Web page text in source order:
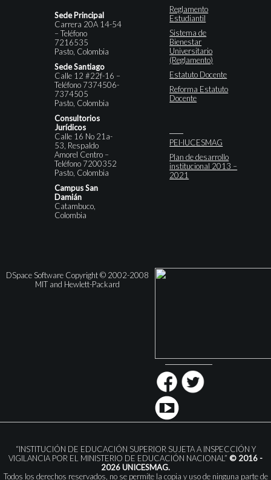
Sede Principal
Carrera 20A 14-54
– Teléfono
7216535
Pasto, Colombia
Sede Santiago
Calle 12 #22f-16 –
Teléfono 7374506-
7374505
Pasto, Colombia
Consultorios
Jurídicos
Calle 16 No 21a-
53, Respaldo
Amorel Centro –
Teléfono 7200352
Pasto, Colombia
Campus San
Damián
Catambuco,
Colombia
Reglamento
Estudiantil
Sistema de
Bienestar
Universitario
(Reglamento)
Estatuto Docente
Reforma Estatuto
Docente
PEI-IUCESMAG
Plan de desarrollo
institucional 2013 –
2021
DSpace Software Copyright © 2002-2008
MIT and Hewlett-Packard
“INSTITUCIÓN DE EDUCACIÓN SUPERIOR SUJETA A INSPECCIÓN Y
VIGILANCIA POR EL MINISTERIO DE EDUCACIÓN NACIONAL” © 2016 -
2026 UNICESMAG.
Todos los derechos reservados, no se permite la copia y uso de ninguna parte de